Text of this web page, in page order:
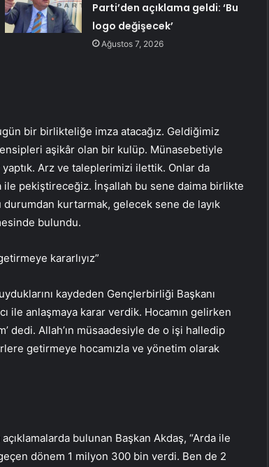
Parti’den açıklama geldi: ‘Bu
logo değişecek’
Ağustos 7, 2026
bir birlikteliğe imza atacağız. Geldiğimiz
aşikâr olan bir kulüp. Münasebetiyle
yaptık. Arz ve taleplerimizi ilettik. Onlar da
pekiştireceğiz. İnşallah bu sene daima birlikte
kurtarmak, gelecek sene de layık
bulundu.
kararlıyız”
kaydeden Gençlerbirliği Başkanı
ile anlaşmaya karar verdik. Hocamın gelirken
dedi. Allah’ın müsaadesiyle de o işi halledip
getirmeye hocamızla ve yönetim olarak
bulunan Başkan Akdaş, “Arda ile
dönem 1 milyon 300 bin verdi. Ben de 2